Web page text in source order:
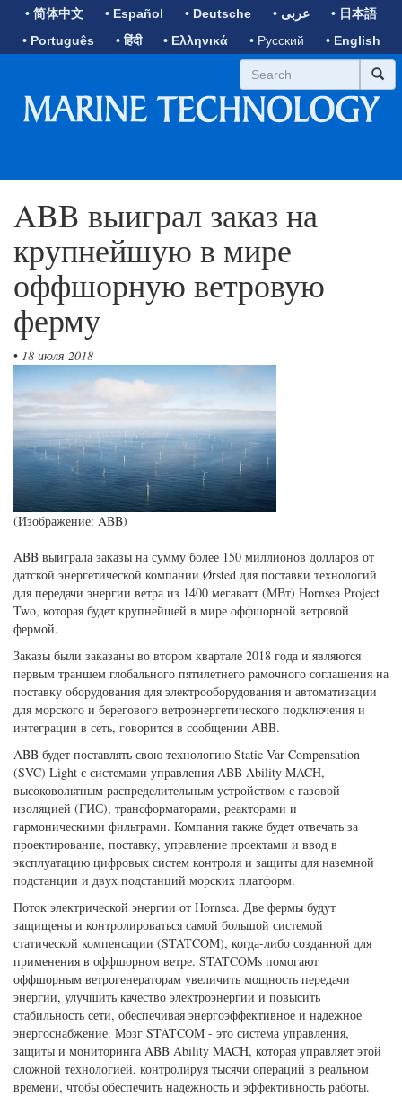
• 简体中文 • Español • Deutsche • عربى
• 日本語
• Português
• हिंदी • Ελληνικά • Русский • English
ABB выиграл заказ на
крупнейшую в мире
оффшорную ветровую
ферму
• 18 июля 2018
(Изображение: ABB)
ABB выиграла заказы на сумму более 150 миллионов долларов от
датской энергетической компании Ørsted для поставки технологий
для передачи энергии ветра из 1400 мегаватт (МВт) Hornsea Project
Two, которая будет крупнейшей в мире оффшорной ветровой
фермой.
Заказы были заказаны во втором квартале 2018 года и являются
первым траншем глобального пятилетнего рамочного соглашения на
поставку оборудования для электрооборудования и автоматизации
для морского и берегового ветроэнергетического подключения и
интеграции в сеть, говорится в сообщении ABB.
ABB будет поставлять свою технологию Static Var Compensation
(SVC) Light с системами управления ABB Ability MACH,
высоковольтным распределительным устройством с газовой
изоляцией (ГИС), трансформаторами, реакторами и
гармоническими фильтрами. Компания также будет отвечать за
проектирование, поставку, управление проектами и ввод в
эксплуатацию цифровых систем контроля и защиты для наземной
подстанции и двух подстанций морских платформ.
Поток электрической энергии от Hornsea. Две фермы будут
защищены и контролироваться самой большой системой
статической компенсации (STATCOM), когда-либо созданной для
применения в оффшорном ветре. STATCOMs помогают
оффшорным ветрогенераторам увеличить мощность передачи
энергии, улучшить качество электроэнергии и повысить
стабильность сети, обеспечивая энергоэффективное и надежное
энергоснабжение. Мозг STATCOM - это система управления,
защиты и мониторинга ABB Ability MACH, которая управляет этой
сложной технологией, контролируя тысячи операций в реальном
времени, чтобы обеспечить надежность и эффективность работы.